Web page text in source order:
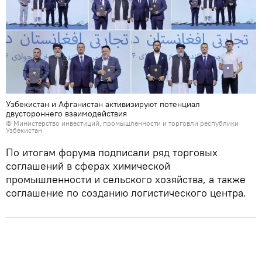
Узбекистан и Афганистан активизируют потенциал
двустороннего взаимодействия
© Министерство инвестиций, промышленности и торговли республики
Узбекистан
По итогам форума подписали ряд торговых
соглашений в сферах химической
промышленности и сельского хозяйства, а также
соглашение по созданию логистического центра.